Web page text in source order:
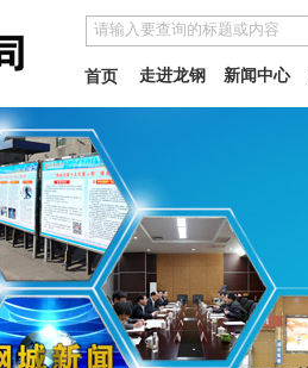
新闻中心
走进龙钢
首页